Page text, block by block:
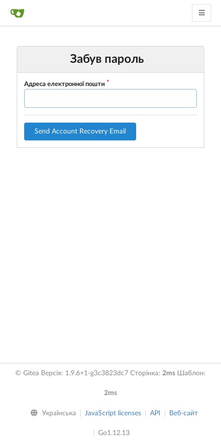
Забув пароль
Адреса електронної пошти
Send Account Recovery Email
© Gitea Версія: 1.9.6+1-g3c3823dc7 Сторінка: 2ms Шаблон:
2ms
Українська JavaScript licenses API Веб-сайт
Go1.12.13